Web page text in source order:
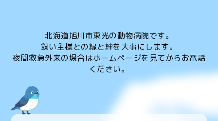
北海道旭川市東光の動物病院です。
飼い主様との縁と絆を大事にします。
夜間救急外来の場合はホームページを見てからお電話
ください。